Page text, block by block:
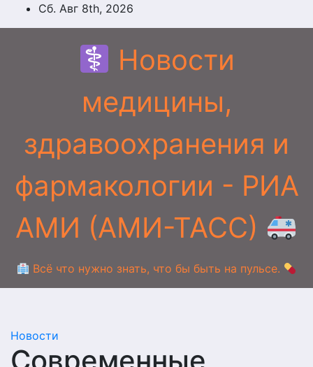
Перейти
к
Сб. Авг 8th, 2026
Новости
медицины,
здравоохранения и
фармакологии - РИА
АМИ (АМИ-ТАСС)
Всё что нужно знать, что бы быть на пульсе.
Новости